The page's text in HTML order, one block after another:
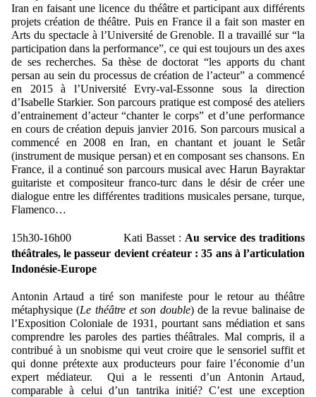
Iran en faisant une licence du théâtre et participant aux différents
projets création de théâtre. Puis en France il a fait son master en
Arts du spectacle à l’Université de Grenoble. Il a travaillé sur “la
participation dans la performance”, ce qui est toujours un des axes
de ses recherches. Sa thèse de doctorat “les apports du chant
persan au sein du processus de création de l’acteur” a commencé
en 2015 à l’Université Evry-val-Essonne sous la direction
d’Isabelle Starkier. Son parcours pratique est composé des ateliers
d’entrainement d’acteur “chanter le corps” et d’une performance
en cours de création depuis janvier 2016. Son parcours musical a
commencé en 2008 en Iran, en chantant et jouant le Setâr
(instrument de musique persan) et en composant ses chansons. En
France, il a continué son parcours musical avec Harun Bayraktar
guitariste et compositeur franco-turc dans le désir de créer une
dialogue entre les différentes traditions musicales persane, turque,
Flamenco…
15h30-16h00 Kati Basset : Au service des traditions
théâtrales, le passeur devient créateur : 35 ans à l’articulation
Indonésie-Europe
Antonin Artaud a tiré son manifeste pour le retour au théâtre
métaphysique (Le théâtre et son double) de la revue balinaise de
l’Exposition Coloniale de 1931, pourtant sans médiation et sans
comprendre les paroles des parties théâtrales. Mal compris, il a
contribué à un snobisme qui veut croire que le sensoriel suffit et
qui donne prétexte aux producteurs pour faire l’économie d’un
expert médiateur. Qui a le ressenti d’un Antonin Artaud,
comparable à celui d’un tantrika initié? C’est une exception